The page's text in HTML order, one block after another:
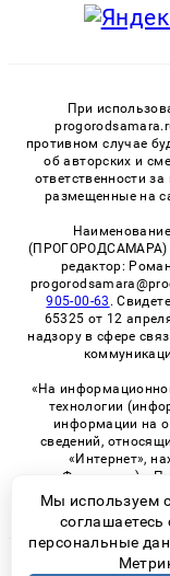
При
противном случае
об авторских и
ответственности
размещенные на
(ПРОГОРОДСАМАРА)
редактор:
905-00-63 .
65325 от 12
надзору в сфере
«На
технологии
информации на
сведений,
«Интернет»,
Федерации)».
технологий в
© 2026
Мы используем
персональные